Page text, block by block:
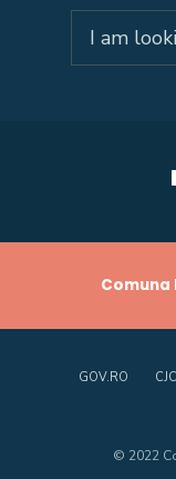
for:
Comuna
GOV.RO
© 2022